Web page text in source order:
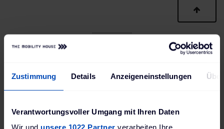
Zustimmung Details Anzeigeneinstellungen
Verantwortungsvoller Umgang mit Ihren Daten
Wir und unsere 1022 Partner verarbeiten Ihre
Accessoires adaptés